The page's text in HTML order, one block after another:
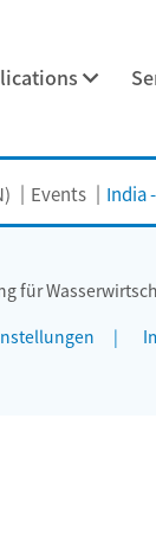
Events India
für